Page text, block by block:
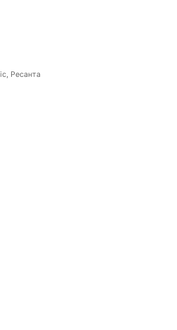
Ресанта